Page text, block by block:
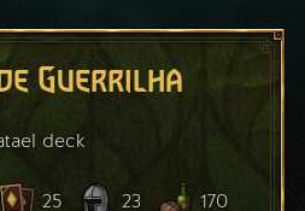
Guerrilha
deck
25 23 170